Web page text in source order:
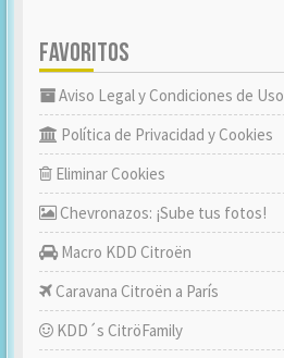
FAVORITOS
Aviso Legal y Condiciones de Uso
Política de Privacidad y Cookies
Eliminar Cookies
Chevronazos: ¡Sube tus fotos!
Macro KDD Citroën
Caravana Citroën a París
KDD´s CitröFamily